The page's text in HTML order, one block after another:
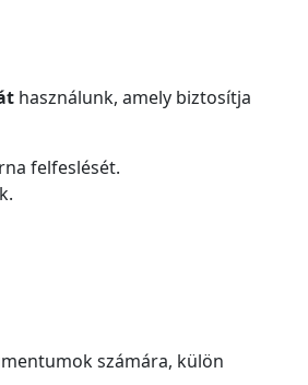
használunk, amely biztosítja
felfeslését.
számára, külön